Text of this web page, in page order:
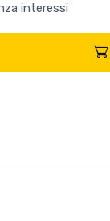
interessi